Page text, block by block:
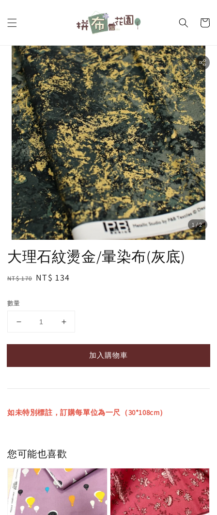
1/2
大理石紋燙金/暈染布(灰底)
Regular
NT$ 170 Sale
NT$ 134
數量
加入購物車
如未特別標註，訂購每單位為一尺（30*108cm）
您可能也喜歡